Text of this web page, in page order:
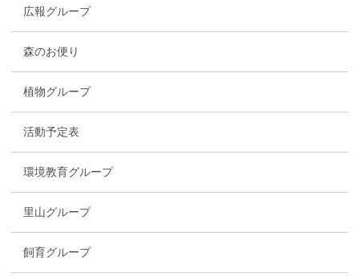
広報グループ
森のお便り
植物グループ
活動予定表
環境教育グループ
里山グループ
飼育グループ